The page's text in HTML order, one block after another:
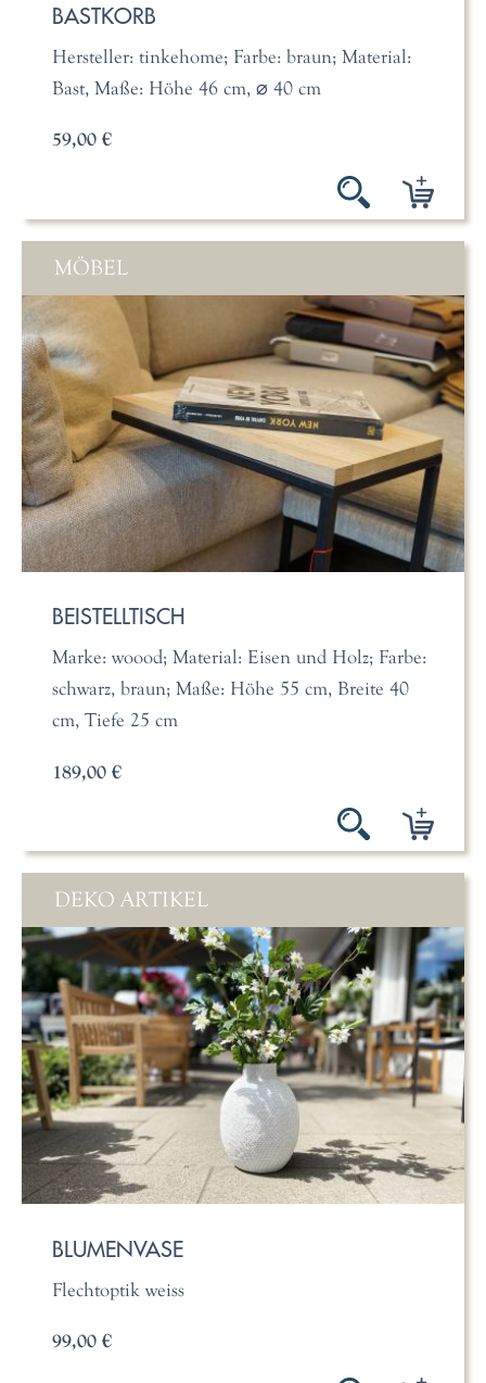
BASTKORB
Hersteller: tinkehome; Farbe: braun; Material:
Bast, Maße: Höhe 46 cm, ⌀ 40 cm
59,00 €
MÖBEL
BEISTELLTISCH
Marke: woood; Material: Eisen und Holz; Farbe:
schwarz, braun; Maße: Höhe 55 cm, Breite 40
cm, Tiefe 25 cm
189,00 €
DEKO ARTIKEL
BLUMENVASE
Flechtoptik weiss
99,00 €